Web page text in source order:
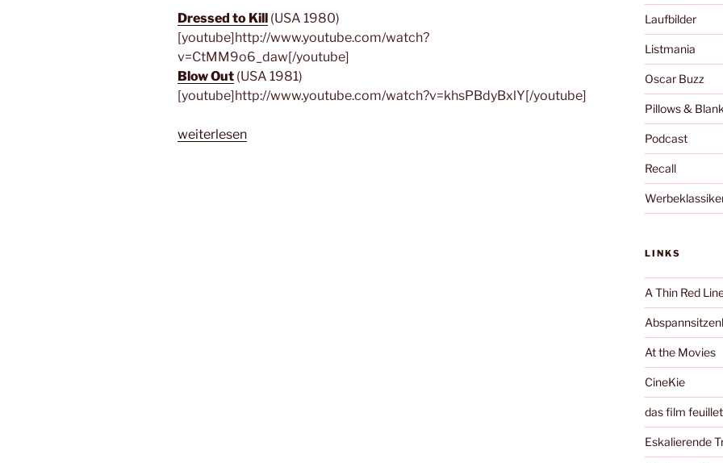
Dressed to Kill (USA 1980)
[youtube]http://www.youtube.com/watch?
v=CtMM9o6_daw[/youtube]
Blow Out (USA 1981)
[youtube]http://www.youtube.com/watch?v=khsPBdyBxlY[/youtube]
„Werbeklassiker:
weiterlesen
Laufbilder
Listmania
Oscar Buzz
Pillows &
Podcast
Recall
LINKS
A Thin Red
At the Movies
CineKie
das film
Eskalierende